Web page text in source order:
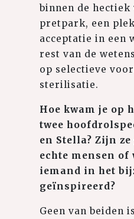
binnen de hectiek
pretpark, een
acceptatie in een
rest van de
op selectieve
sterilisatie.
Hoe kwam je op
twee
en Stella? Zijn ze
echte mensen of
iemand in het
geïnspireerd?
Geen van beiden